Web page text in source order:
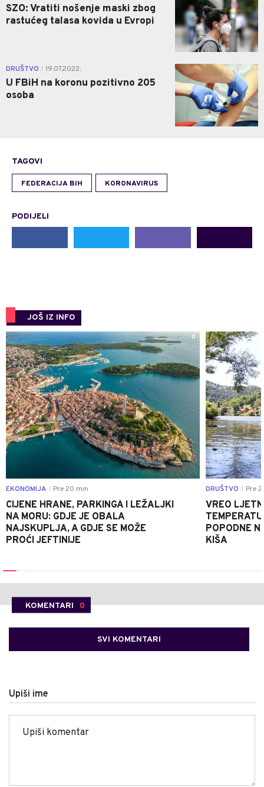
SZO: Vratiti nošenje maski zbog
rastućeg talasa kovida u Evropi
DRUŠTVO 19.07.2022.
U FBiH na koronu pozitivno 205
osoba
0
TAGOVI
FEDERACIJA BIH KORONAVIRUS
PODIJELI
JOŠ IZ INFO
0
EKONOMIJA Pre 20 min
CIJENE HRANE, PARKINGA I LEŽALJKI
NA MORU: GDJE JE OBALA
NAJSKUPLJA, A GDJE SE MOŽE
PROĆI JEFTINIJE
DRUŠTVO Pre
VREO
POPODNE
KIŠA
KOMENTARI 0
SVI KOMENTARI
Upiši ime